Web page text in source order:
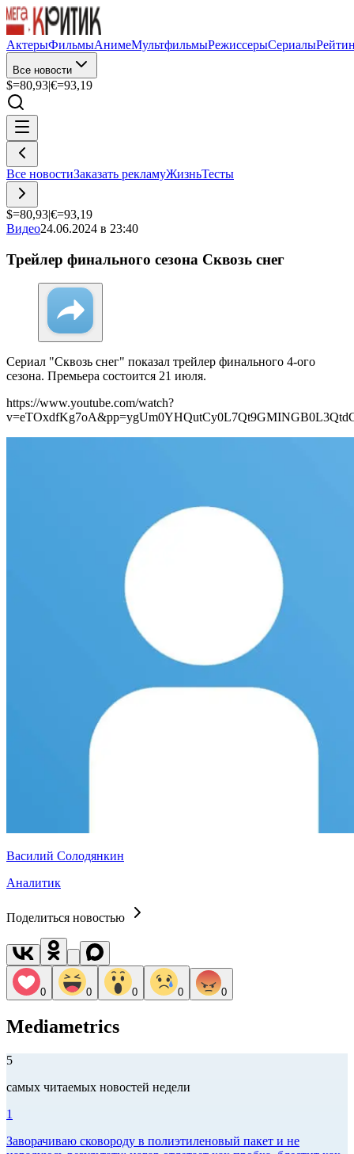
АктерыФильмыАнимеМультфильмыРежиссерыСериалы
Все новости
$=80,93|€=93,19
Все новостиЗаказать рекламуЖизньТесты
$=80,93|€=93,19
Видео24.06.2024 в 23:40
Трейлер финального сезона Сквозь снег
Сериал "Сквозь снег" показал трейлер финального 4-ого
сезона. Премьера состоится 21 июля.
https://www.youtube.com/watch?
Василий Солодянкин
Аналитик
Поделиться новостью
0 0 0 0 0
Mediametrics
5
самых читаемых новостей недели
1
Заворачиваю сковороду в полиэтиленовый пакет и не